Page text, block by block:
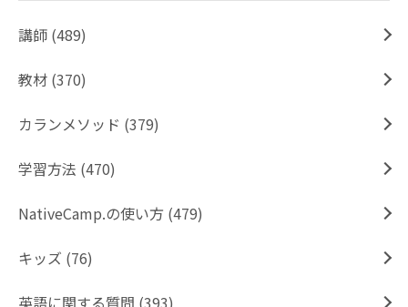
講師 (489)
教材 (370)
カランメソッド (379)
学習方法 (470)
NativeCamp.の使い方 (479)
キッズ (76)